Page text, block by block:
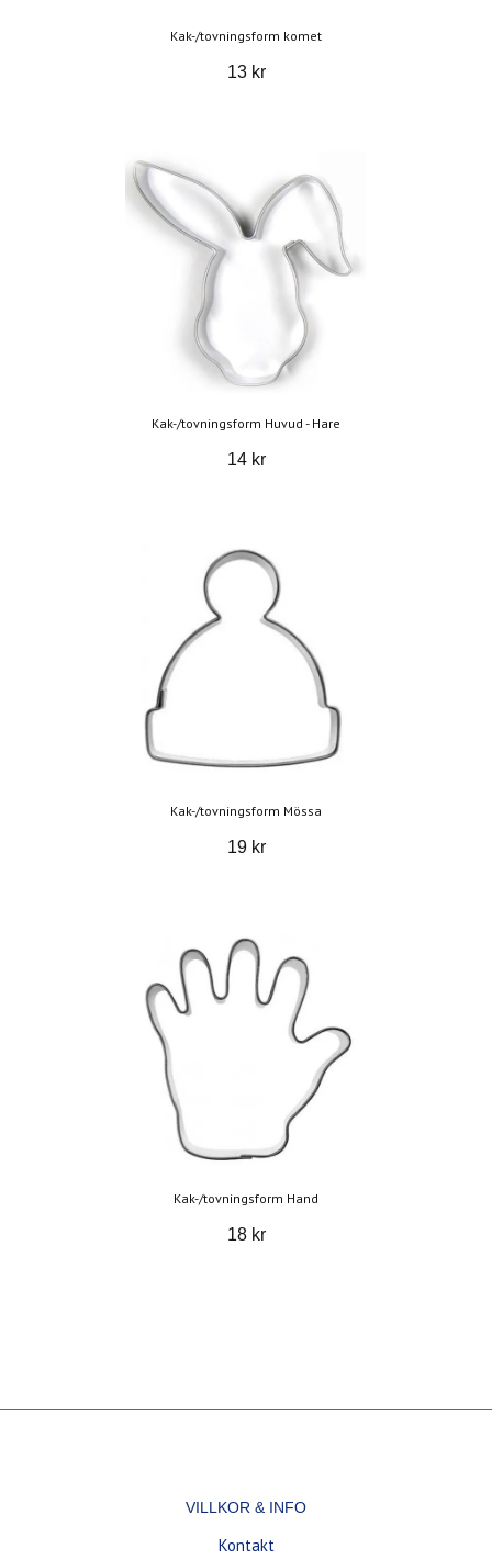
Kak-/tovningsform komet
13 kr
Kak-/tovningsform Huvud - Hare
14 kr
Kak-/tovningsform Mössa
19 kr
Kak-/tovningsform Hand
18 kr
VILLKOR & INFO
Kontakt